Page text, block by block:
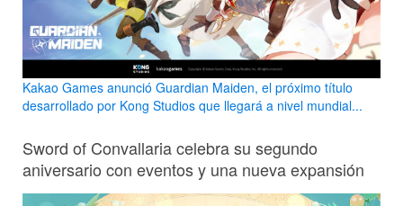
Kakao Games anunció Guardian Maiden, el próximo título
desarrollado por Kong Studios que llegará a nivel mundial...
Sword of Convallaria celebra su segundo
aniversario con eventos y una nueva expansión